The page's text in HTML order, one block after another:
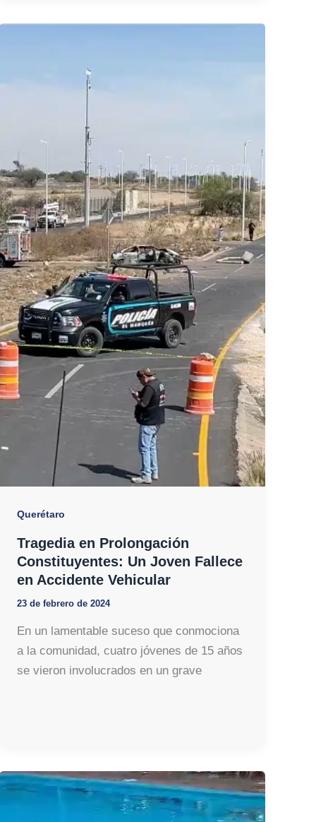
Querétaro
Tragedia en Prolongación
Constituyentes: Un Joven Fallece
en Accidente Vehicular
23 de febrero de 2024
En un lamentable suceso que conmociona
a la comunidad, cuatro jóvenes de 15 años
se vieron involucrados en un grave